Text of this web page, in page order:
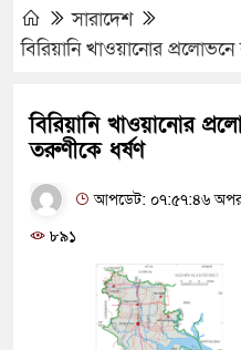
সারাদেশ
বিরিয়ানি খাওয়ানোর প্রলোভনে
বিরিয়ানি খাওয়ানোর
তরুণীকে ধর্ষণ
আপডেট: ০৭:৫৭:৪৬
৮৯১